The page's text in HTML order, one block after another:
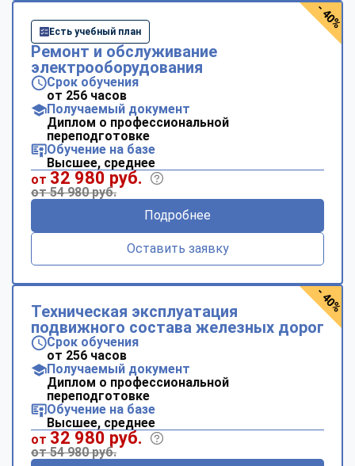
Есть учебный план
Ремонт и обслуживание
электрооборудования
Срок обучения
от 256 часов
Получаемый документ
Диплом о профессиональной
переподготовке
Обучение на базе
Высшее, среднее
от 32 980 руб.
от 54 980 руб.
Подробнее
Оставить заявку
- 40%
Техническая эксплуатация
подвижного состава железных дорог
Срок обучения
от 256 часов
Получаемый документ
Диплом о профессиональной
переподготовке
Обучение на базе
Высшее, среднее
от 32 980 руб.
от 54 980 руб.
- 40%